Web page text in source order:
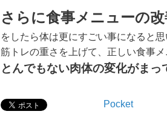
さらに食事メニューの改
をしたら体は更にすごい事になると思
筋トレの重さを上げて、正しい食事メ
とんでもない肉体の変化がまっ
Pocket